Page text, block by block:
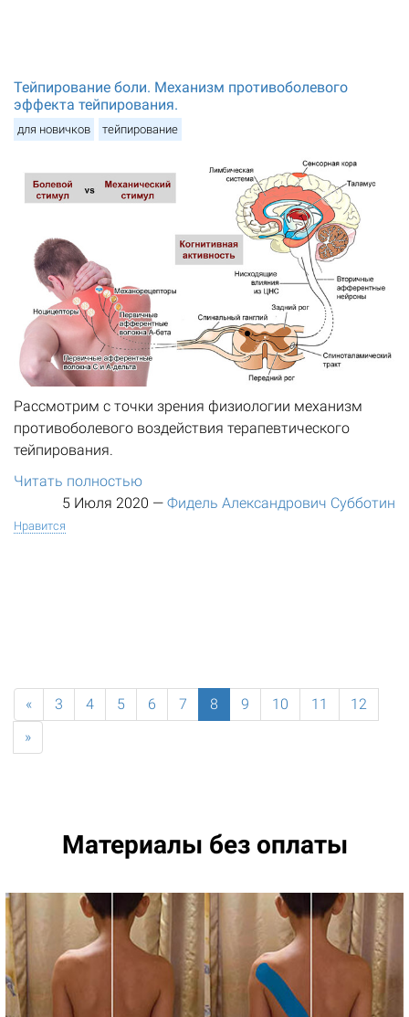
Тейпирование боли. Механизм противоболевого
эффекта тейпирования.
для новичков тейпирование
Рассмотрим с точки зрения физиологии механизм
противоболевого воздействия терапевтического
тейпирования.
Читать полностью
5 Июля 2020 — Фидель Александрович Субботин
Нравится
« 3 4 5 6 7 8 9 10 11
12
»
Материалы без оплаты